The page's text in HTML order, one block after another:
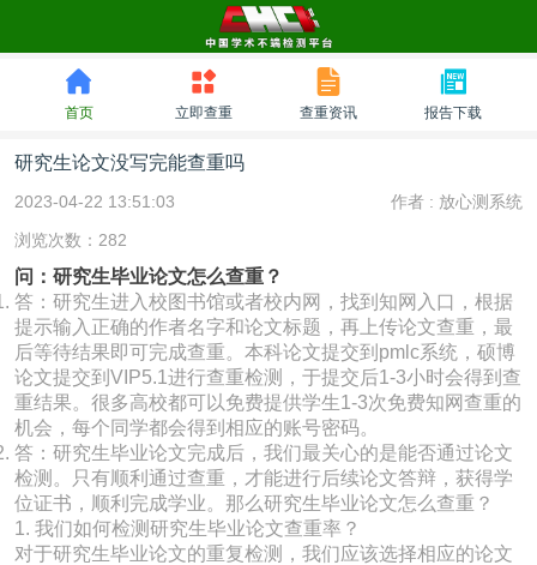
首页 立即查重 查重资讯 报告下载
研究生论文没写完能查重吗
2023-04-22 13:51:03 作者 : 放心测系统
浏览次数：282
问：研究生毕业论文怎么查重？
答：研究生进入校图书馆或者校内网，找到知网入口，根据
提示输入正确的作者名字和论文标题，再上传论文查重，最
后等待结果即可完成查重。本科论文提交到pmlc系统，硕博
论文提交到VIP5.1进行查重检测，于提交后1-3小时会得到查
重结果。很多高校都可以免费提供学生1-3次免费知网查重的
机会，每个同学都会得到相应的账号密码。
答：研究生毕业论文完成后，我们最关心的是能否通过论文
检测。只有顺利通过查重，才能进行后续论文答辩，获得学
位证书，顺利完成学业。那么研究生毕业论文怎么查重？
1. 我们如何检测研究生毕业论文查重率？
对于研究生毕业论文的重复检测，我们应该选择相应的论文